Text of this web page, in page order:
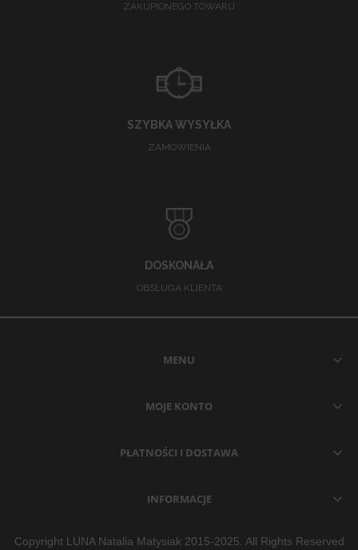
ZAKUPIONEGO TOWARU
SZYBKA WYSYŁKA
ZAMÓWIENIA
DOSKONAŁA
OBSŁUGA KLIENTA
MENU
MOJE KONTO
PŁATNOŚCI I DOSTAWA
INFORMACJE
Copyright LUNA Natalia Matysiak 2015-2025. All Rights Reserved